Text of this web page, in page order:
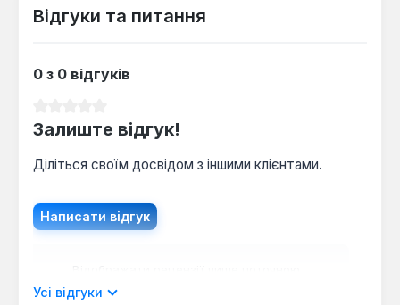
Відгуки та питання
0 з 0 відгуків
Залиште відгук!
Діліться своїм досвідом з іншими клієнтами.
Написати відгук
мовою.
Усі відгуки